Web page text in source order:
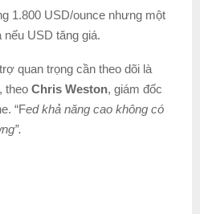
1.800 USD/ounce nhưng một
USD tăng giá.
quan trọng cần theo dõi là
theo Chris Weston, giám đốc
“Fed khả năng cao không có